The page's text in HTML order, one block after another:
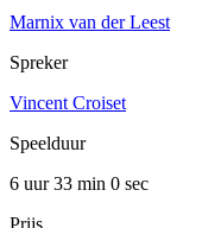
Marnix van der Leest
Spreker
Vincent Croiset
Speelduur
6 uur 33 min 0 sec
Prijs